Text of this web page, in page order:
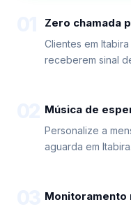
Zero chamada
Clientes em
receberem sinal
Música de
Personalize a
aguarda em Itabira.
Monitoramento